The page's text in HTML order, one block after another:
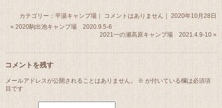
カテゴリー： 平湯キャンプ場｜ コメントはありません ｜ 2020年10月28日
«2020駒出池キャンプ場 2020.9.5-6
2021一の瀬高原キャンプ場 2021.4.9-10»
コメントを残す
メールアドレスが公開されることはありません。 ※ が付いている欄は必須項
目です